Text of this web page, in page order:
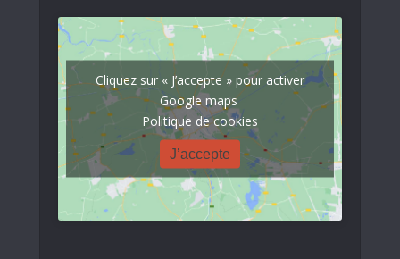
Cliquez sur « J’accepte » pour activer
Google maps
Politique de cookies
J’accepte